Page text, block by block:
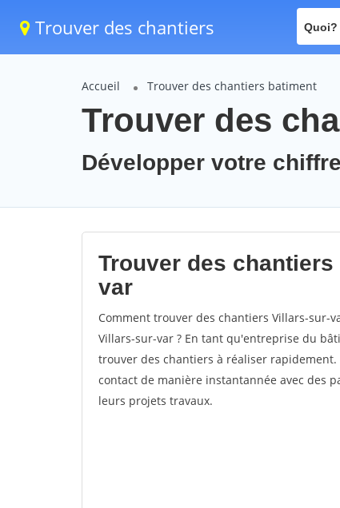
Trouver des chantiers Quoi?
Accueil Trouver des chantiers batiment
Trouver des
Développer votre
Trouver des
var
Comment trouver des chantiers Villars-sur-
Villars-sur-var ? En tant qu'entreprise du
trouver des chantiers à réaliser
contact de manière instantannée avec des
leurs projets travaux.